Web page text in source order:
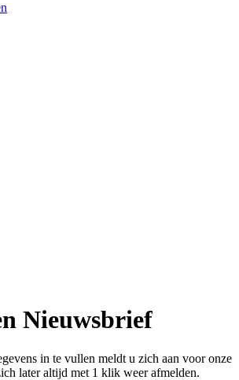
Nieuwsbrief
in te vullen meldt u zich aan voor onze
later altijd met 1 klik weer afmelden.